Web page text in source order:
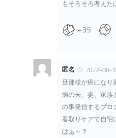
もそろそろ考えた
+35
匿名
2022-08-
旦那様が癌になり
病の夫、妻、家族
の事発信するブロ
看取りケアで自宅
はぁ～？